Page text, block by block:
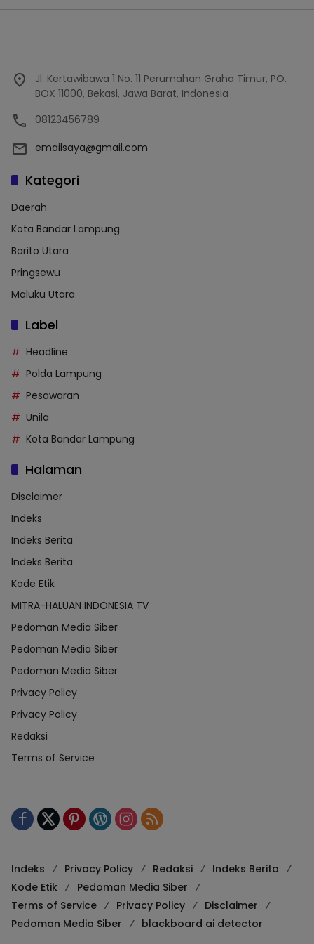
Jl. Kertawibawa 1 No. 11 Perumahan Graha Timur, PO.
BOX 11000, Bekasi, Jawa Barat, Indonesia
08123456789
emailsaya@gmail.com
Kategori
Daerah
Kota Bandar Lampung
Barito Utara
Pringsewu
Maluku Utara
Label
Headline
Polda Lampung
Pesawaran
Unila
Kota Bandar Lampung
Halaman
Disclaimer
Indeks
Indeks Berita
Indeks Berita
Kode Etik
MITRA-HALUAN INDONESIA TV
Pedoman Media Siber
Pedoman Media Siber
Pedoman Media Siber
Privacy Policy
Privacy Policy
Redaksi
Terms of Service
Indeks Privacy Policy Redaksi
Indeks Berita
Kode Etik
Pedoman Media Siber
Terms of Service
Privacy Policy
Disclaimer
Pedoman Media Siber
blackboard ai detector